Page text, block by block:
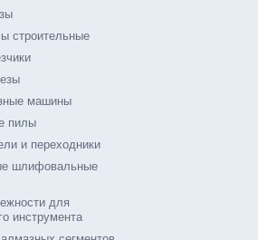
строительные
машины
пилы
и переходники
шлифовальные
для
инструмента